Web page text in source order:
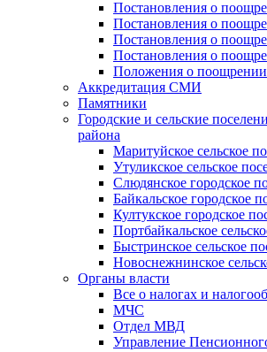
Постановления о
Постановления о
Постановления о
Постановления о
Положения о поощрении
Аккредитация СМИ
Памятники
Городские и сельские
района
Маритуйское сельское
Утуликское сельское
Слюдянское городское
Байкальское городское
Култукское городское
Портбайкальское
Быстринское сельское
Новоснежнинское
Органы власти
Все о налогах и
МЧС
Отдел МВД
Управление